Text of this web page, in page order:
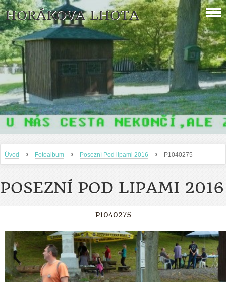
HORÁKOVA LHOTA
Úvod › Fotoalbum › Posezní Pod lipami 2016 › P1040275
POSEZNÍ POD LIPAMI 2016
P1040275